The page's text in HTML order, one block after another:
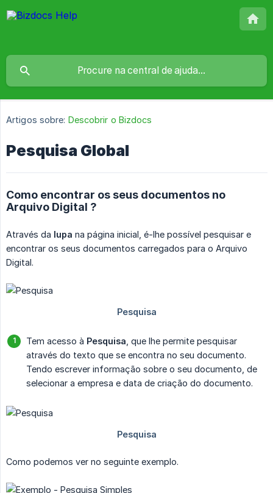
Artigos sobre: Descobrir o Bizdocs
Pesquisa Global
Como encontrar os seus documentos no
Arquivo Digital ?
Através da lupa na página inicial, é-lhe possível pesquisar e
encontrar os seus documentos carregados para o Arquivo
Digital.
Tem acesso à Pesquisa , que lhe permite pesquisar
através do texto que se encontra no seu documento.
Tendo escrever informação sobre o seu documento, de
selecionar a empresa e data de criação do documento.
Como podemos ver no seguinte exemplo.